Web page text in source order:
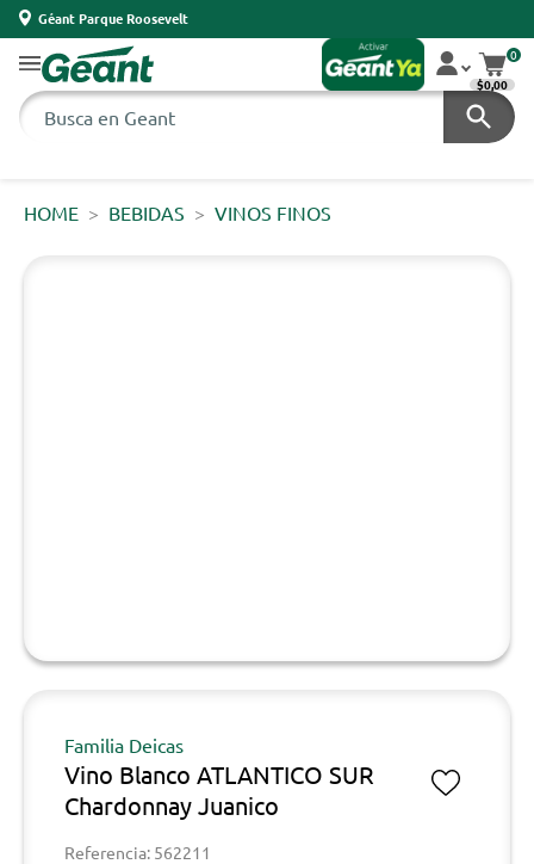
Géant Parque Roosevelt
0
$0,00
HOME BEBIDAS VINOS FINOS
Familia Deicas
Vino Blanco ATLANTICO SUR
Chardonnay Juanico
Referencia: 562211